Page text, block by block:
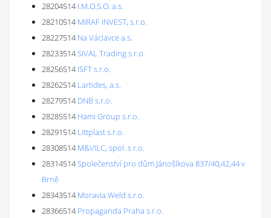
28204514 I.M.O.S.O. a.s.
28210514 MIRAF INVEST, s.r.o.
28227514 Na Václavce a.s.
28233514SIVAL Trading s.r.o.
28256514 ISFT s.r.o.
28262514 Lartides, a.s.
28279514 DNB s.r.o.
28285514 Hami Group s.r.o.
28291514 Littplast s.r.o.
28308514 M&VILC, spol. s r.o.
28314514Společenství pro dům Jánošíkova 837/40,42,44 v
Brně
28343514 Moravia Weld s.r.o.
28366514 Propaganda Praha s.r.o.